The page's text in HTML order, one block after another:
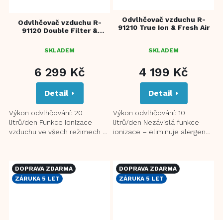
Odvlhčovač vzduchu R-
91120 Double Filter &
SKLADEM
6 299 Kč
Detail
Výkon odvlhčování: 20
litrů/den Funkce ionizace
vzduchu ve všech režimech –
Odvlhčovač vzduchu R-
91210 True Ion & Fresh Air
SKLADEM
4 199 Kč
Detail
Výkon odvlhčování: 10
litrů/den Nezávislá funkce
ionizace – eliminuje alergenní
DOPRAVA ZDARMA
ZÁRUKA 5 LET
DOPRAVA ZDARMA
ZÁRUKA 5 LET